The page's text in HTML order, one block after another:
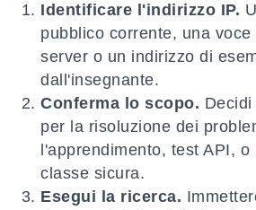
Identificare l'indirizzo IP.
pubblico corrente, una voce
server o un indirizzo di
dall'insegnante.
Conferma lo scopo.
per la risoluzione dei
l'apprendimento, test API,
classe sicura.
Esegui la ricerca.